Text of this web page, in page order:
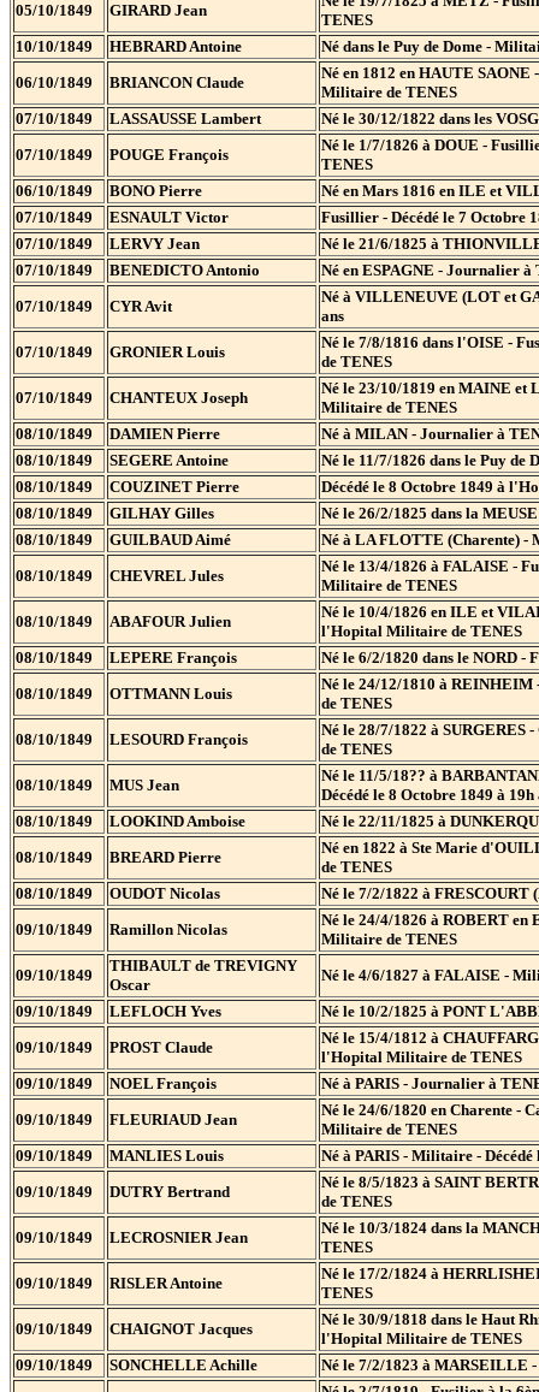
05/10/1849
GIRARD Jean
TENES
10/10/1849
HEBRARD Antoine
Né dans le Puy de Dome -
06/10/1849
BRIANCON Claude
Né en 1812 en HAUTE
Militaire de TENES
07/10/1849
LASSAUSSE Lambert
Né le 30/12/1822 dans les
07/10/1849
POUGE François
Né le 1/7/1826 à DOUE -
TENES
06/10/1849
BONO Pierre
Né en Mars 1816 en ILE et
07/10/1849
ESNAULT Victor
Fusillier - Décédé le 7
07/10/1849
LERVY Jean
Né le 21/6/1825 à
07/10/1849
BENEDICTO Antonio
Né en ESPAGNE - Journalier
07/10/1849
CYR Avit
Né à VILLENEUVE (LOT et
ans
07/10/1849
GRONIER Louis
Né le 7/8/1816 dans l'OISE -
de TENES
07/10/1849
CHANTEUX Joseph
Né le 23/10/1819 en MAINE et
Militaire de TENES
08/10/1849
DAMIEN Pierre
Né à MILAN - Journalier à
08/10/1849
SEGERE Antoine
Né le 11/7/1826 dans le Puy
08/10/1849
COUZINET Pierre
Décédé le 8 Octobre 1849 à
08/10/1849
GILHAY Gilles
Né le 26/2/1825 dans la
08/10/1849
GUILBAUD Aimé
Né à LA FLOTTE (Charente) -
08/10/1849
CHEVREL Jules
Né le 13/4/1826 à FALAISE -
Militaire de TENES
08/10/1849
ABAFOUR Julien
Né le 10/4/1826 en ILE et
l'Hopital Militaire de TENES
08/10/1849
LEPERE François
Né le 6/2/1820 dans le NORD
08/10/1849
OTTMANN Louis
Né le 24/12/1810 à
de TENES
08/10/1849
LESOURD François
Né le 28/7/1822 à
de TENES
08/10/1849
MUS Jean
Né le 11/5/18?? à
Décédé le 8 Octobre 1849 à
08/10/1849
LOOKIND Amboise
Né le 22/11/1825 à
08/10/1849
BREARD Pierre
Né en 1822 à Ste Marie
de TENES
08/10/1849
OUDOT Nicolas
Né le 7/2/1822 à
09/10/1849
Ramillon Nicolas
Né le 24/4/1826 à ROBERT en
Militaire de TENES
09/10/1849
THIBAULT de TREVIGNY
Oscar
Né le 4/6/1827 à FALAISE -
09/10/1849
LEFLOCH Yves
Né le 10/2/1825 à PONT
09/10/1849
PROST Claude
Né le 15/4/1812 à
l'Hopital Militaire de TENES
09/10/1849
NOEL François
Né à PARIS - Journalier à
09/10/1849
FLEURIAUD Jean
Né le 24/6/1820 en Charente -
Militaire de TENES
09/10/1849
MANLIES Louis
Né à PARIS - Militaire -
09/10/1849
DUTRY Bertrand
Né le 8/5/1823 à SAINT
de TENES
09/10/1849
LECROSNIER Jean
Né le 10/3/1824 dans la
TENES
09/10/1849
RISLER Antoine
Né le 17/2/1824 à
TENES
09/10/1849
CHAIGNOT Jacques
Né le 30/9/1818 dans le Haut
l'Hopital Militaire de TENES
09/10/1849
SONCHELLE Achille
Né le 7/2/1823 à MARSEILLE